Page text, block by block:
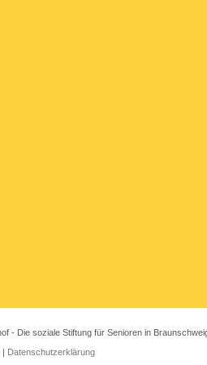
- Die soziale Stiftung für Senioren in
| Datenschutzerklärung